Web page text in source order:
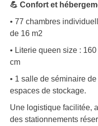
💪 Confort et
• 77 chambres
de 16 m2
• Literie queen size :
cm
• 1 salle de séminaire
espaces de stockage.
Une logistique facilitée,
des stationnements